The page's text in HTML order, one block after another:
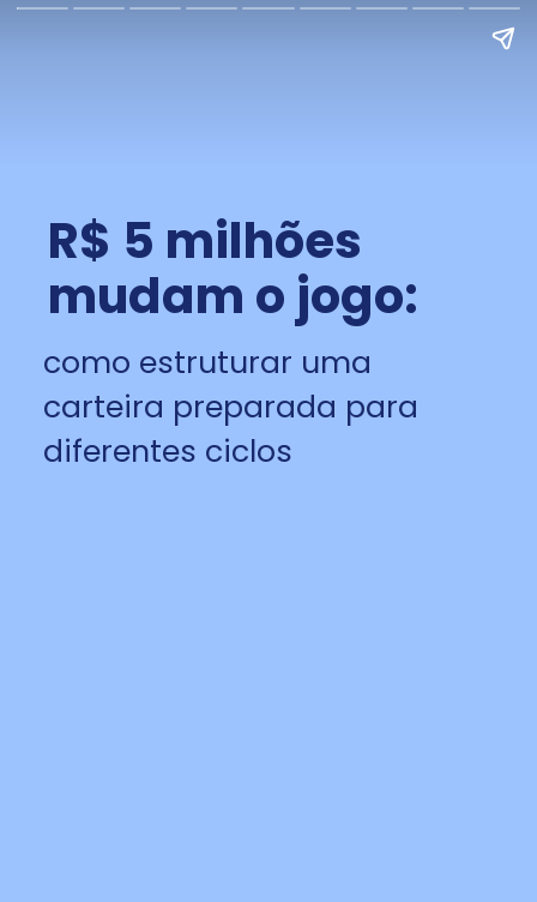
R$ 5 milhões
mudam o jogo:
como estruturar uma
carteira preparada para
diferentes ciclos